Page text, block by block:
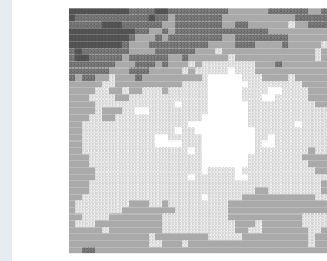
▓▓▓▓▓▓▓▓▓▓▓▓▒▒▒▒▒▒▓▓▓▓▓▓▒▒▒▒▒▒▒▒▒▒░░▒▒░░░░░░░░░░
▓▓▒▒▓▓▓▓▒▒▒▒░░▒▒▒▒▒▒▓▓▒▒▒▒▒▒▒▒▒▒▒▒▒▒▒▒▒▒░░
▒▒▒▒▒▒▒▒▒▒░░░░▒▒▒▒▒▒▒▒▒▒▒▒▒▒▒▒▒▒▒▒░░░░░░░░
▒▒▒▒▒▒▒▒░░░░▒▒▒▒░░▒▒▒▒░░░░░░▒▒░░░░░░░░░░░░          ░░░░░░░░
▒▒▒▒▒▒░░░░░░░░▒▒▒▒░░░░░░░░░░░░░░░░░░░░░░░░          ░░░░░░
▒▒▒▒▒▒▒▒░░░░░░░░░░░░░░░░░░░░░░░░  ░░░░░░░░
▒▒▒▒▒▒▒▒░░▒▒▒▒▒▒░░░░    ░░░░░░░░░░░░░░░░░░
▒▒▒▒▒▒░░░░▒▒▒▒░░░░░░░░░░░░░░░░░░░░░░░░░░
▒▒▒▒░░░░░░░░░░░░░░░░░░░░░░░░░░░░░░░░                  ░░░░░░░░░░░░░░
▒▒▒▒░░░░░░░░░░░░░░░░░░░░░░░░░░░░  ░░░░
▒▒▒▒░░░░░░░░░░░░░░░░░░░░░░    ░░░░░░░░░░                ░░░░
▒▒▒▒░░░░░░░░░░░░░░░░░░░░░░        ░░░░░░                ░░
▒▒▒▒░░░░░░░░░░░░░░░░░░░░░░░░░░░░░░░░  ░░
▒▒▒▒▒▒░░░░░░░░░░░░░░░░░░░░░░░░░░░░░░░░░░
▒▒▒▒▒▒░░░░░░░░░░░░░░░░░░░░░░░░░░░░░░░░░░
▒▒▒▒▒▒▒▒░░░░░░░░░░░░░░░░░░░░░░░░░░░░░░░░  ░░░░░░░░
▒▒▒▒▒▒▒▒░░░░░░░░░░░░░░░░░░░░░░░░░░░░  ░░░░░░░░░░░░
▒▒▒▒░░░░░░░░░░░░░░░░░░░░░░░░░░░░░░░░░░░░